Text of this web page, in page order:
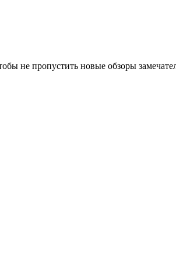
не пропустить новые обзоры